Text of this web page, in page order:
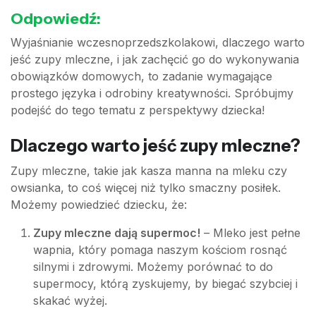
Odpowiedź:
Wyjaśnianie wczesnoprzedszkolakowi, dlaczego warto
jeść zupy mleczne, i jak zachęcić go do wykonywania
obowiązków domowych, to zadanie wymagające
prostego języka i odrobiny kreatywności. Spróbujmy
podejść do tego tematu z perspektywy dziecka!
Dlaczego warto jeść zupy mleczne?
Zupy mleczne, takie jak kasza manna na mleku czy
owsianka, to coś więcej niż tylko smaczny posiłek.
Możemy powiedzieć dziecku, że:
Zupy mleczne dają supermoc! – Mleko jest pełne
wapnia, który pomaga naszym kościom rosnąć
silnymi i zdrowymi. Możemy porównać to do
supermocy, którą zyskujemy, by biegać szybciej i
skakać wyżej.